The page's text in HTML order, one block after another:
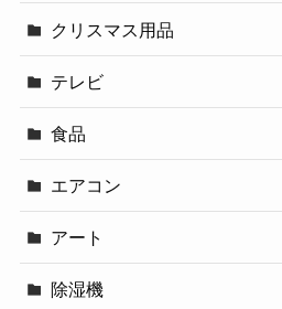
クリスマス用品
テレビ
食品
エアコン
アート
除湿機